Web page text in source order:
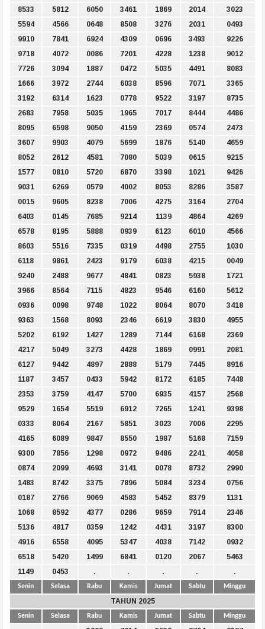
8533 5812 6050 3461 1869 2014
3023
5594
4566 0648 8508 3276 2031
0493
9910
7841 6924 4309 0696 3493
9226
9718
4072 0086 7201 4228 1238
9012
7726
3094 1887 0472 5035 4491
8083
1666
3972 2744 6038 8596 7071
3365
3192
6314 1623 0778 9522 3197
8735
2683
7958 5035 1965 7017 8444
4486
8095
6598 9050 4159 2369 0574
2473
3607
9903 4079 5699 1876 5140
4659
8052
2612 4581 7080 5039 0615
9215
1577
0810 5720 6870 3398 1021
9426
9031
6269 0579 4002 8053 8286
3587
0015
9605 8238 7006 4275 3164
2704
6403
0145 7685 9214 1139 4864
4269
6578
8195 5888 0939 6123 6010
4566
8603
5516 7335 0319 4498 2755
1030
6118
9861 2423 9179 6038 4215
0049
9240
2488 9677 4841 0823 5938
1721
3966
8564 7115 4823 9546 6160
5612
0936
0098 9748 1022 8064 8070
3418
9363
1568 8093 2346 6619 3830
4955
5202
6192 1427 1289 7144 6168
2369
4217
5049 3273 4428 1869 0991
2081
6127
9442 4897 2888 5179 7445
8916
1187
3457 0433 5942 8172 6185
7448
2353
3759 4147 5700 6935 4157
2568
9529
1654 5519 6912 7265 1241
9398
0333
8064 2167 5851 3023 7006
2295
4165
6089 9847 8550 1987 5168
7159
9300
7856 1298 0972 9486 2241
4058
0874
2099 4693 3141 0078 8732
2990
1483
8742 3375 7896 5084 3234
0756
0187
2766 9069 4583 5452 8379
1131
1068
8592 4377 0286 9659 7914
2346
5136
4817 0359 1242 4431 3197
8300
4916
6558 4095 5347 4038 7142
0932
6518
5420 1499 6841 0120 2067
5463
1149
0453 . . . . .
Senin Selasa Rabu Kamis Jumat Sabtu Minggu
TAHUN 2025
Senin Selasa Rabu Kamis Jumat Sabtu Minggu